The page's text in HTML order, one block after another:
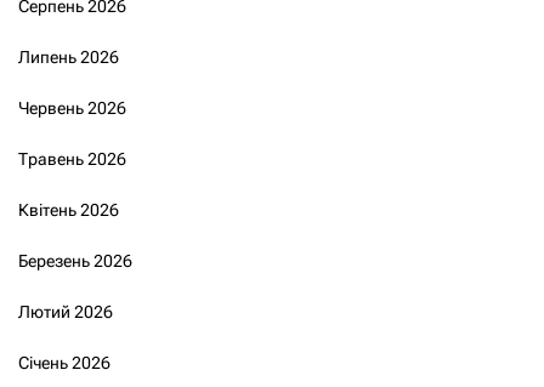
Серпень 2026
Липень 2026
Червень 2026
Травень 2026
Квітень 2026
Березень 2026
Лютий 2026
Січень 2026